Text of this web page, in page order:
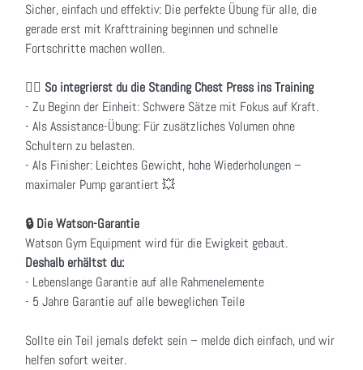
Sicher, einfach und effektiv: Die perfekte Übung für alle, die
gerade erst mit Krafttraining beginnen und schnelle
Fortschritte machen wollen.
🏋️‍♂️ So integrierst du die Standing Chest Press ins Training
- Zu Beginn der Einheit: Schwere Sätze mit Fokus auf Kraft.
- Als Assistance-Übung: Für zusätzliches Volumen ohne
Schultern zu belasten.
- Als Finisher: Leichtes Gewicht, hohe Wiederholungen –
maximaler Pump garantiert 💥
🔒 Die Watson-Garantie
Watson Gym Equipment wird für die Ewigkeit gebaut.
Deshalb erhältst du:
- Lebenslange Garantie auf alle Rahmenelemente
- 5 Jahre Garantie auf alle beweglichen Teile
Sollte ein Teil jemals defekt sein – melde dich einfach, und wir
helfen sofort weiter.